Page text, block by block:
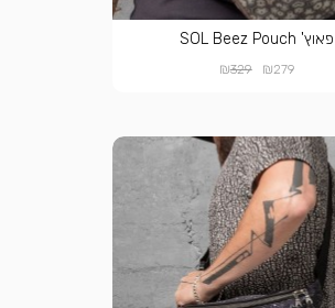
פאוץ' SOL Beez Pouch
₪279
₪329